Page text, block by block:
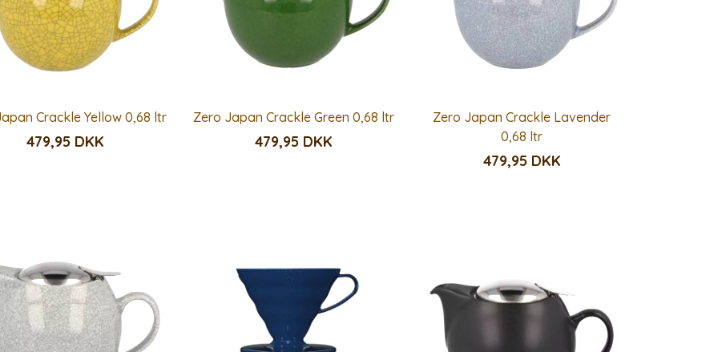
Crackle Yellow 0,68 ltr
479,95 DKK
Zero Japan Crackle Green 0,68 ltr
479,95 DKK
Zero Japan Crackle Lavender
0,68 ltr
479,95 DKK